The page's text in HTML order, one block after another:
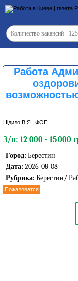
Работа
Цідило В.Я., ФОП
З/п: 12 000 - 15 000
Город: Берестин
Дата: 2026-08-08
Рубрика: Берестин/
Пожаловатся